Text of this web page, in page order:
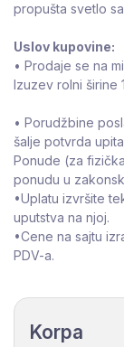
propušta svetlo
Uslov kupovine:
• Prodaje se na
Izuzev rolni širine
• Porudžbine
šalje potvrda
Ponude (za
ponudu u
•Uplatu izvršite
uputstva na njoj.
•Cene na sajtu
PDV-a.
Korpa